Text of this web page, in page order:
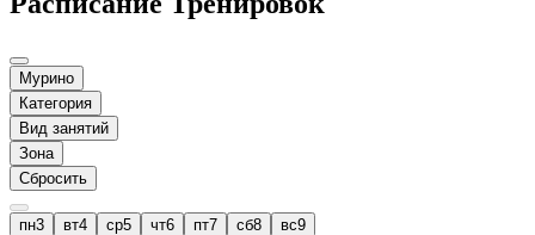
Мурино
Категория
Вид занятий
Зона
Сбросить
пн3 вт4 ср5 чт6 пт7 сб8 вс9